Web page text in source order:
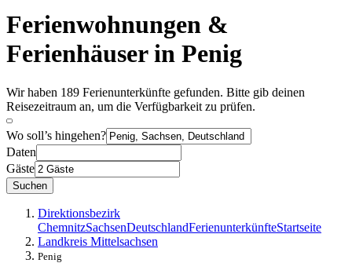
Ferienwohnungen &
Ferienhäuser in Penig
Wir haben 189 Ferienunterkünfte gefunden. Bitte gib deinen
Reisezeitraum an, um die Verfügbarkeit zu prüfen.
Wo soll’s hingehen?
Daten
Gäste
Suchen
Direktionsbezirk
ChemnitzSachsenDeutschlandFerienunterkünfteStartseite
Landkreis Mittelsachsen
Penig